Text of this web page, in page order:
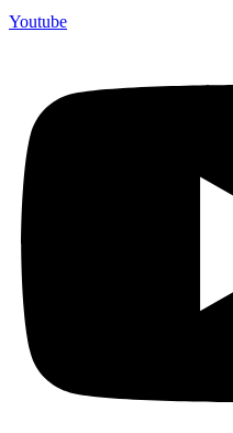
Youtube